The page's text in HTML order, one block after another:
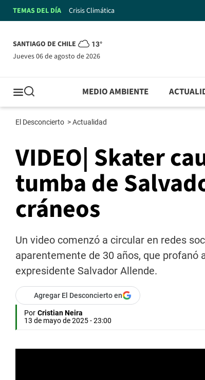
TEMAS DEL DÍA Crisis Climática
SANTIAGO DE CHILE 13°
jueves 06 de agosto de 2026
MEDIO AMBIENTE
El Desconcierto >Actualidad
VIDEO| Skater
tumba de
cráneos
Un video comenzó a circular en redes
aparentemente de 30 años, que profanó
expresidente Salvador Allende.
Agregar El Desconcierto en
Por Cristian Neira
13 de mayo de 2025 - 23:00